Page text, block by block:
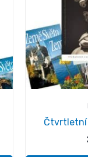
Čtvrtletní